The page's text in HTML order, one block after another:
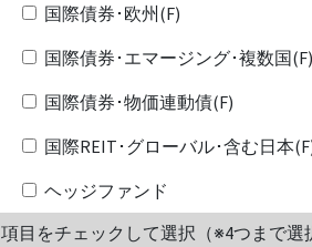
国際債券･欧州(F)
国際債券･エマージング･複数国(F)
国際債券･物価連動債(F)
国際REIT･グローバル･含む日本
ヘッジファンド
項目をチェックして選択（※4つまで選